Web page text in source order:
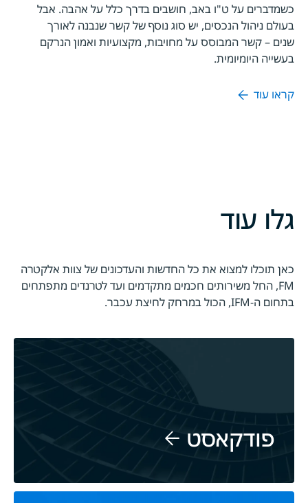
כשמדברים על ט"ו באב, חושבים בדרך כלל על אהבה. אבל
בעולם ניהול הנכסים, יש סוג נוסף של קשר שנבנה לאורך
שנים – קשר המבוסס על מחויבות, מקצועיות ואמון הנרקם
בעשייה היומיומית.
קראו עוד
גלו עוד
כאן תוכלו למצוא את כל החדשות והעדכונים של צוות אלקטרה
FM, החל משירותים חכמים מתקדמים ועד לטרנדים מתפתחים
בתחום ה-IFM, הכול במרחק לחיצת עכבר.
פודקאסט